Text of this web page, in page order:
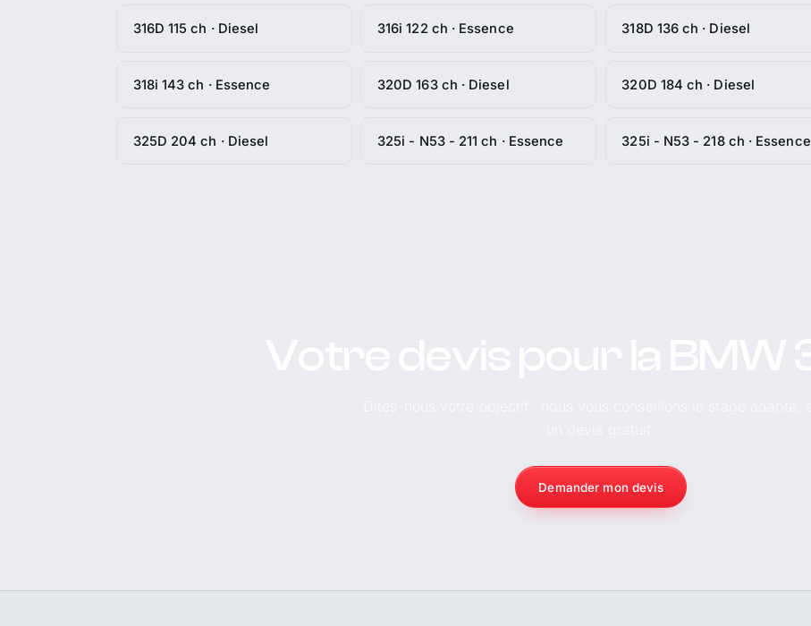
316D 115 ch · Diesel 316i 122 ch · Essence 318D 136 ch · Diesel
318i 143 ch · Essence 320D 163 ch · Diesel 320D 184 ch · Diesel
325D 204 ch · Diesel 325i - N53 - 211 ch · Essence 325i - N53 - 218 ch · Essence
Demander mon devis